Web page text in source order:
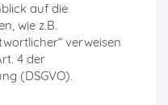
auf die
wie z.B.
verweisen
4 der
(DSGVO).